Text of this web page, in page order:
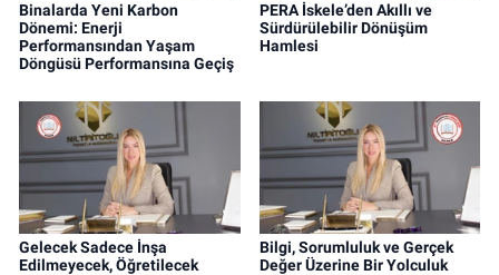
Binalarda Yeni Karbon
Dönemi: Enerji
Performansından Yaşam
Döngüsü Performansına Geçiş
PERA İskele’den Akıllı ve
Sürdürülebilir Dönüşüm
Hamlesi
Gelecek Sadece İnşa
Edilmeyecek, Öğretilecek
Bilgi, Sorumluluk ve Gerçek
Değer Üzerine Bir Yolculuk